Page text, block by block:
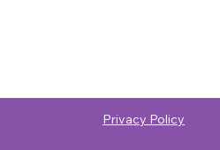
Privacy Policy